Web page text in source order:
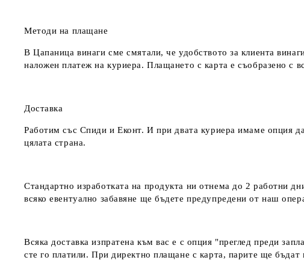
Методи на плащане
В Цапаница винаги сме смятали, че удобството за клиента
наложен платеж на куриера. Плащането с карта е съобразено с
Доставка
Работим със Спиди и Еконт. И при двата куриера имаме опция
цялата страна.
Стандартно изработката на продукта ни отнема до 2 работни
всяко евентуално забавяне ще бъдете предупредени от наш
Всяка доставка изпратена към вас е с опция "преглед преди
сте го платили. При директно плащане с карта, парите ще бъдат